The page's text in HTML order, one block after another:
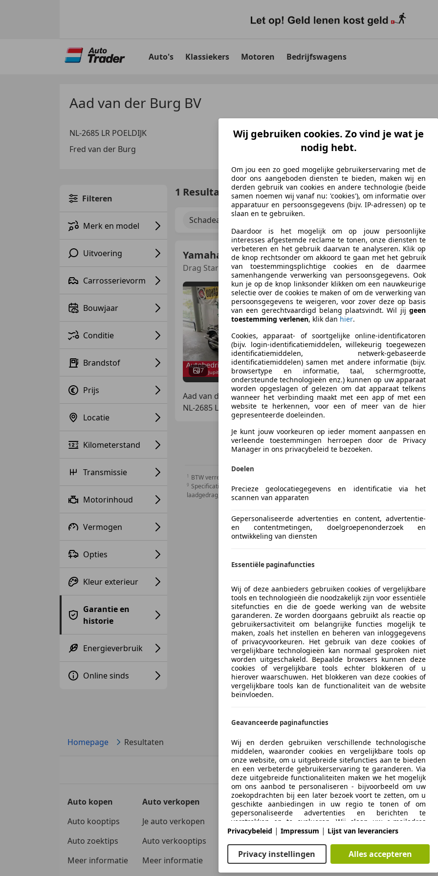
Auto's Klassiekers Motoren Bedrijfswagens
Aad van der Burg BV
NL-2685 LR POELDIJK
Fred van der Burg
Filteren
Merk en model
Uitvoering
Carrosserievorm
Bouwjaar
Conditie
Brandstof
Prijs
Locatie
Kilometerstand
Transmissie
Motorinhoud
Vermogen
Opties
Kleur exterieur
Garantie en
historie
Energieverbruik
Online sinds
1 Resultatenvoor uw zoekopdracht
Schadeauto's tonen
Yamaha XVS 650
Drag Star
7
€ 3.950
03/2000 29.537 km
Aad van der Burg BV
NL-2685 LR POELDIJK
Vorige
BTW verrekenbaar
Specificatie van de fabrikant voor nieuwe voertuigen. Afhankelijk van de kilometerstand,
laadgedrag, kan de radius van occasies aanzienlijk variëren.
Homepage Resultaten
Auto kopen
Auto kooptips
Auto zoektips
Meer informatie
Auto verkopen
Je auto verkopen
Auto verkooptips
Meer informatie
Zakelijk
Adverteren autobedrijven
Autobedrijven in Nederland
Over ons
Over ons / Contact
Vacatures
Wij gebruiken cookies. Zo vind je wat je
nodig hebt.
Om jou een zo goed mogelijke gebruikerservaring met de
door ons aangeboden diensten te bieden, maken wij en
derden gebruik van cookies en andere technologie (beide
samen noemen wij vanaf nu: 'cookies'), om informatie over
apparatuur en persoonsgegevens (bijv. IP-adressen) op te
slaan en te gebruiken.
Daardoor is het mogelijk om op jouw persoonlijke
interesses afgestemde reclame te tonen, onze diensten te
verbeteren en het gebruik daarvan te analyseren. Klik op
de knop rechtsonder om akkoord te gaan met het gebruik
van toestemmingsplichtige cookies en de daarmee
samenhangende verwerking van persoonsgegevens. Ook
kun je op de knop linksonder klikken om een nauwkeurige
selectie over de cookies te maken of om de verwerking van
persoonsgegevens te weigeren, voor zover deze op basis
van een gerechtvaardigd belang plaatsvindt. Wil jij geen
toestemming verlenen, klik dan hier.
Cookies, apparaat- of soortgelijke online-identificatoren
(bijv. login-identificatiemiddelen, willekeurig toegewezen
identificatiemiddelen, netwerk-gebaseerde
identificatiemiddelen) samen met andere informatie (bijv.
browsertype en informatie, taal, schermgrootte,
ondersteunde technologieën enz.) kunnen op uw apparaat
worden opgeslagen of gelezen om dat apparaat telkens
wanneer het verbinding maakt met een app of met een
website te herkennen, voor een of meer van de hier
gepresenteerde doeleinden.
Je kunt jouw voorkeuren op ieder moment aanpassen en
verleende toestemmingen herroepen door de Privacy
Manager in ons privacybeleid te bezoeken.
Doelen
Precieze geolocatiegegevens en identificatie via het
scannen van apparaten
Gepersonaliseerde advertenties en content, advertentie-
en contentmetingen, doelgroepenonderzoek en
ontwikkeling van diensten
Essentiële paginafuncties
Wij of deze aanbieders gebruiken cookies of vergelijkbare
tools en technologieën die noodzakelijk zijn voor essentiële
sitefuncties en die de goede werking van de website
garanderen. Ze worden doorgaans gebruikt als reactie op
gebruikersactiviteit om belangrijke functies mogelijk te
maken, zoals het instellen en beheren van inloggegevens
of privacyvoorkeuren. Het gebruik van deze cookies of
vergelijkbare technologieën kan normaal gesproken niet
worden uitgeschakeld. Bepaalde browsers kunnen deze
cookies of vergelijkbare tools echter blokkeren of u
hierover waarschuwen. Het blokkeren van deze cookies of
vergelijkbare tools kan de functionaliteit van de website
beïnvloeden.
Geavanceerde paginafuncties
Wij en derden gebruiken verschillende technologische
middelen, waaronder cookies en vergelijkbare tools op
onze website, om u uitgebreide sitefuncties aan te bieden
en een verbeterde gebruikerservaring te garanderen. Via
deze uitgebreide functionaliteiten maken we het mogelijk
om ons aanbod te personaliseren - bijvoorbeeld om uw
zoekopdrachten bij een later bezoek voort te zetten, om u
geschikte aanbiedingen in uw regio te tonen of om
gepersonaliseerde advertenties en berichten te
verstrekken en te evalueren. Wij slaan uw e-mailadres
lokaal op wanneer u dit opgeeft voor opgeslagen
de prijsbeoordeling. Dit vergemakkelijkt het gebruik van
de website, omdat u bij latere bezoeken niet opnieuw
hoeft in te voeren. Met uw toestemming wordt op gebruik
Privacybeleid | Impressum | Lijst van leveranciers
Privacy instellingen Alles accepteren